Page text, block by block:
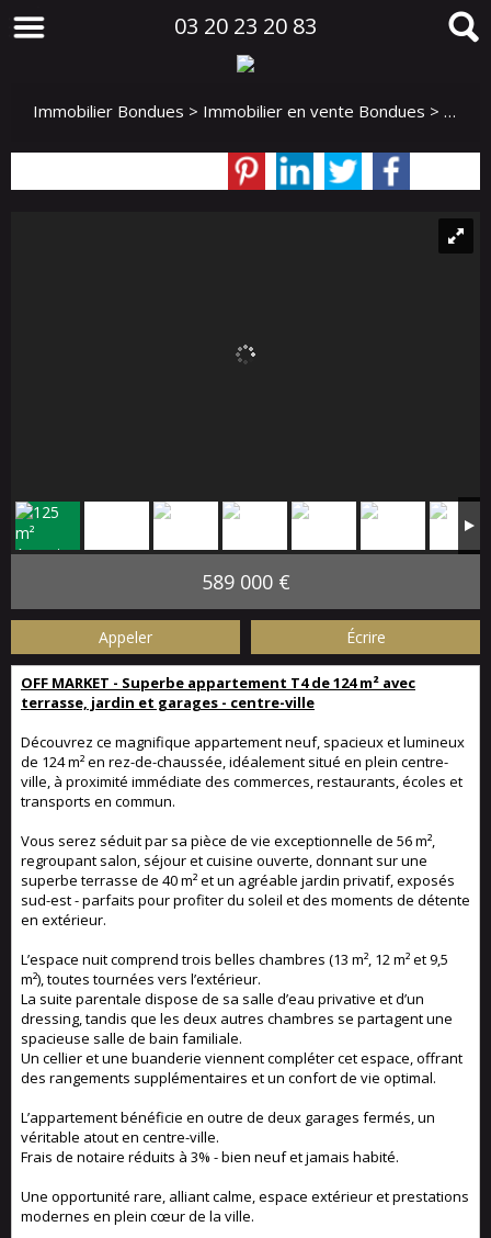
03 20 23 20 83
Immobilier Bondues > Immobilier en vente Bondues > T4
589 000 €
Appeler Écrire
OFF MARKET - Superbe appartement T4 de 124 m² avec
terrasse, jardin et garages - centre-ville
Découvrez ce magnifique appartement neuf, spacieux et lumineux
de 124 m² en rez-de-chaussée, idéalement situé en plein centre-
ville, à proximité immédiate des commerces, restaurants, écoles et
transports en commun.
Vous serez séduit par sa pièce de vie exceptionnelle de 56 m²,
regroupant salon, séjour et cuisine ouverte, donnant sur une
superbe terrasse de 40 m² et un agréable jardin privatif, exposés
sud-est - parfaits pour profiter du soleil et des moments de détente
en extérieur.
L’espace nuit comprend trois belles chambres (13 m², 12 m² et 9,5
m²), toutes tournées vers l’extérieur.
La suite parentale dispose de sa salle d’eau privative et d’un
dressing, tandis que les deux autres chambres se partagent une
spacieuse salle de bain familiale.
Un cellier et une buanderie viennent compléter cet espace, offrant
des rangements supplémentaires et un confort de vie optimal.
L’appartement bénéficie en outre de deux garages fermés, un
véritable atout en centre-ville.
Frais de notaire réduits à 3% - bien neuf et jamais habité.
Une opportunité rare, alliant calme, espace extérieur et prestations
modernes en plein cœur de la ville.